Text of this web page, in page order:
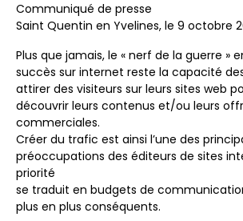
Communiqué de presse
Saint Quentin en Yvelines, le 9 octobre
Plus que jamais, le « nerf de la guerre »
succès sur internet reste la capacité
attirer des visiteurs sur leurs sites web
découvrir leurs contenus et/ou leurs
commerciales.
Créer du trafic est ainsi l’une des
préoccupations des éditeurs de sites
priorité
se traduit en budgets de
plus en plus conséquents.